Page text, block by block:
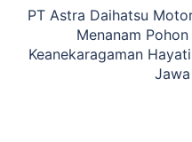
PT Astra Daihatsu
Menanam
Keanekaragaman